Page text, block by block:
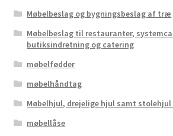
Møbelbeslag og bygningsbeslag af træ
Møbelbeslag til restauranter,
butiksindretning og catering
møbelfødder
møbelhåndtag
Møbelhjul, drejelige hjul samt
møbellåse